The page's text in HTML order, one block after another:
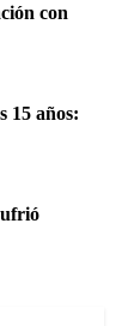
con
15 años: